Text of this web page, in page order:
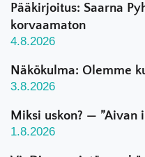
Pääkirjoitus: Saarna
korvaamaton
4.8.2026
Näkökulma: Olemme
3.8.2026
Miksi uskon? —
1.8.2026